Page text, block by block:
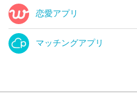
恋愛アプリ
マッチングアプリ